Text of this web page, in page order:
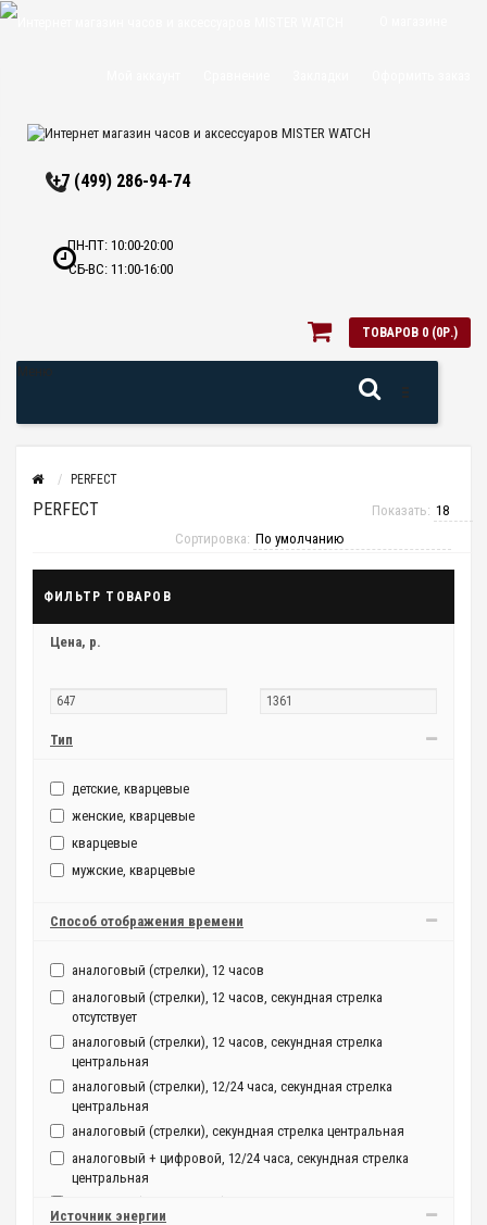
+7 (499) 286-94-74
ПН-ПТ: 10:00-20:00
СБ-ВС: 11:00-16:00
ТОВАРОВ 0 (0Р.)
PERFECT
PERFECT
Показать:
Сортировка:
ФИЛЬТР ТОВАРОВ
Цена, р.
Тип
детские, кварцевые
женские, кварцевые
кварцевые
мужские, кварцевые
Способ отображения времени
аналоговый (стрелки), 12 часов
аналоговый (стрелки), 12 часов, секундная стрелка
отсутствует
аналоговый (стрелки), 12 часов, секундная стрелка
центральная
аналоговый (стрелки), 12/24 часа, секундная стрелка
центральная
аналоговый (стрелки), секундная стрелка центральная
аналоговый + цифровой, 12/24 часа, секундная стрелка
центральная
Источник энергии